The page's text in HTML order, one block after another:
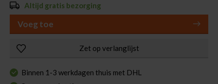
Altijd gratis bezorging
Voeg toe
Zet op verlanglijst
Binnen 1-3 werkdagen thuis met DHL